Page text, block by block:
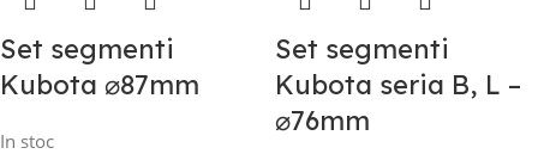
Set segmenti
Kubota ⌀87mm
In stoc
Set segmenti
Kubota seria B, L –
⌀76mm